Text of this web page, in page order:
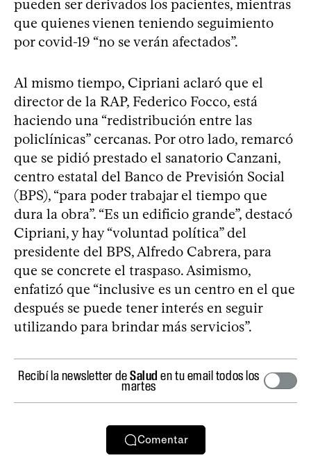
pueden ser derivados los pacientes, mientras
que quienes vienen teniendo seguimiento
por covid-19 “no se verán afectados”.
Al mismo tiempo, Cipriani aclaró que el
director de la RAP, Federico Focco, está
haciendo una “redistribución entre las
policlínicas” cercanas. Por otro lado, remarcó
que se pidió prestado el sanatorio Canzani,
centro estatal del Banco de Previsión Social
(BPS), “para poder trabajar el tiempo que
dura la obra”. “Es un edificio grande”, destacó
Cipriani, y hay “voluntad política” del
presidente del BPS, Alfredo Cabrera, para
que se concrete el traspaso. Asimismo,
enfatizó que “inclusive es un centro en el que
después se puede tener interés en seguir
utilizando para brindar más servicios”.
Recibí la newsletter deSalud en tu email todos los
martes
Comentar